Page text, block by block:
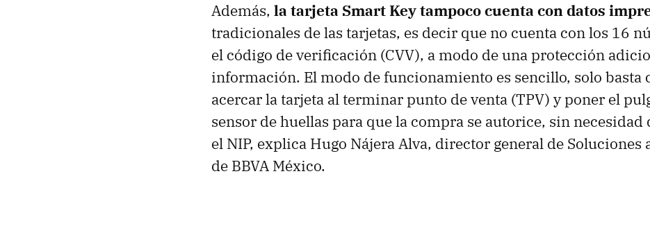
Además, la tarjeta Smart Key tampoco cuenta con datos
tradicionales de las tarjetas, es decir que no cuenta con los 16
el código de verificación (CVV), a modo de una protección
información. El modo de funcionamiento es sencillo, solo basta
acercar la tarjeta al terminar punto de venta (TPV) y poner el
sensor de huellas para que la compra se autorice, sin necesidad
el NIP, explica Hugo Nájera Alva, director general de Soluciones
de BBVA México.